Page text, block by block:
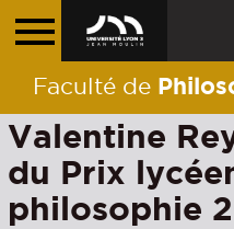
Faculté de
Valentine
du Prix
philosophie